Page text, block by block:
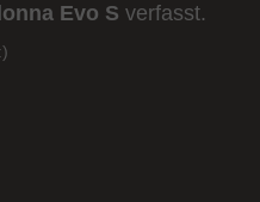
Evo S verfasst.